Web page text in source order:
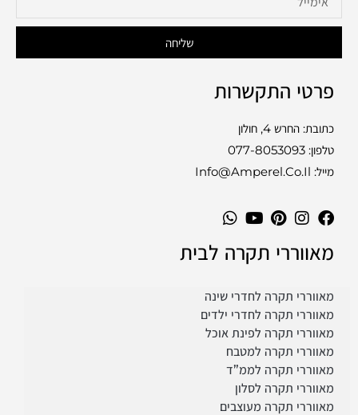
שליחה
פרטי התקשרות
כתובת: החרש 4, חולון
טלפון: 077-8053093
מייל: Info@amperel.co.il
מאווררי תקרה לבית
מאווררי תקרה לחדרי שינה
מאווררי תקרה לחדרי ילדים
מאווררי תקרה לפינת אוכל
מאווררי תקרה למטבח
מאווררי תקרה לממ”ד
מאווררי תקרה לסלון
מאווררי תקרה מעוצבים